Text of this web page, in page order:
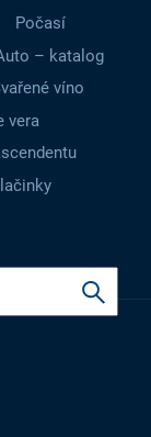
Počasí
– katalog
víno
vera